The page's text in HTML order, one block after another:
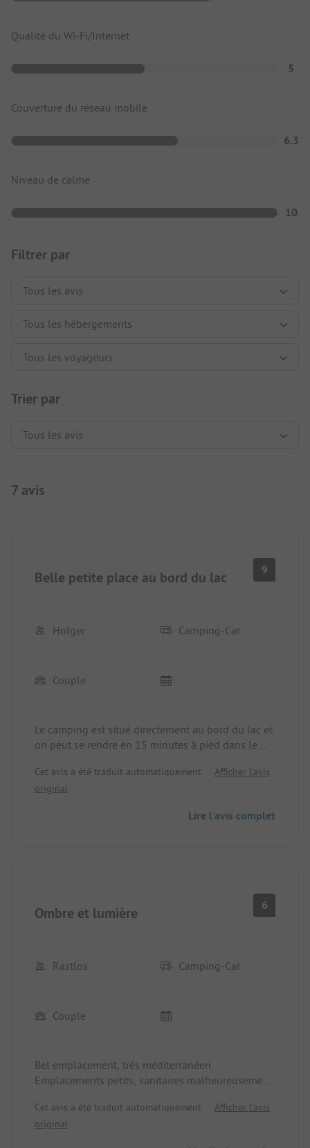
Qualité du Wi-Fi/Internet
5
Couverture du réseau mobile
6.3
Niveau de calme
10
Filtrer par
Trier par
7 avis
Belle petite place au bord du lac 9
Holger Camping-Car
Couple
Le camping est situé directement au bord du lac et
on peut se rendre en 15 minutes à pied dans le
point de départ de nombreuses belles randonnées.
Les emplacements sont en général suffisamment
en excellent état et toujours bien entretenues. Petit
Cet avis a été traduit automatiquement.
Afficher l'avis
original
Lire l'avis complet
Ombre et lumière 6
Rastlos Camping-Car
Couple
Bel emplacement, très méditerranéen.
Emplacements petits, sanitaires malheureusement
clairement trop élevé, frais de réservation retenus.
Cet avis a été traduit automatiquement.
Afficher l'avis
original